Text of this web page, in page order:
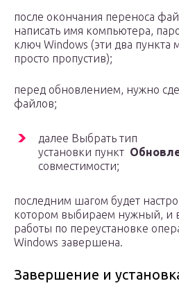
после окончания переноса
написать имя компьютера,
ключ Windows (эти два пункта
просто пропустив);
перед обновлением, нужно
файлов;
далее Выбрать тип
установки пункт
совместимости;
последним шагом будет
котором выбираем нужный, и
работы по переустановке
Windows завершена.
Завершение и